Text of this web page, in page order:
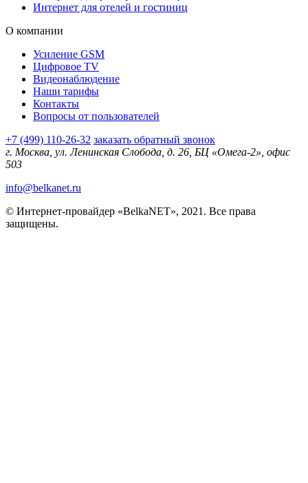
Интернет для отелей и гостиниц
О компании
Усиление GSM
Цифровое TV
Видеонаблюдение
Наши тарифы
Контакты
Вопросы от пользователей
+7 (499) 110-26-32 заказать обратный звонок
г. Москва, ул. Ленинская Слобода, д. 26, БЦ «Омега-2», офис
503
info@belkanet.ru
© Интернет-провайдер «BelkaNET», 2021. Все права
защищены.